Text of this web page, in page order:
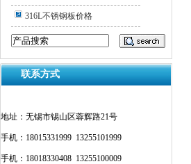
316L不锈钢板价格
联系方式
地址：无锡市锡山区蓉辉路21号
手机：18015331999 13255101999
手机：18018330408 13255100009